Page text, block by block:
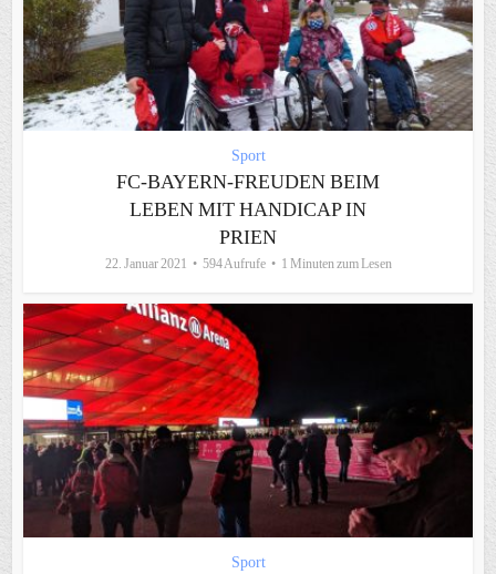
Sport
FC-BAYERN-FREUDEN BEIM
LEBEN MIT HANDICAP IN
PRIEN
22. Januar 2021 594 Aufrufe 1 Minuten zum Lesen
Sport